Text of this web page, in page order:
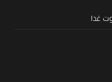
غدا